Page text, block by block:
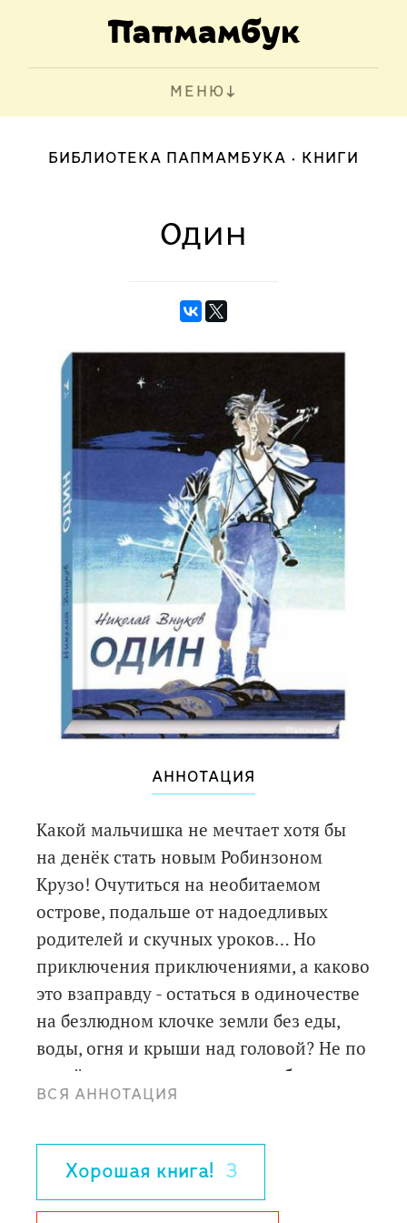
МЕНЮ
БИБЛИОТЕКА ПАПМАМБУКА КНИГИ
Один
АННОТАЦИЯ
Какой мальчишка не мечтает хотя бы
на денёк стать новым Робинзоном
Крузо! Очутиться на необитаемом
острове, подальше от надоедливых
родителей и скучных уроков… Но
приключения приключениями, а каково
это взаправду - остаться в одиночестве
на безлюдном клочке земли без еды,
воды, огня и крыши над головой? Не по
своей воле, а по прихоти судьбы
четырнадцатилетнему Саше Барашу
на собственном опыте - оказавшись за
бортом во время сильной бури, мальчик
попадает на затерянный в Тихом
ВСЯ АННОТАЦИЯ
Хорошая книга! 3